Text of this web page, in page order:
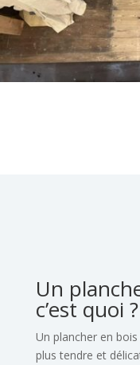
Un
c’est quoi ?
Un plancher en
plus tendre et